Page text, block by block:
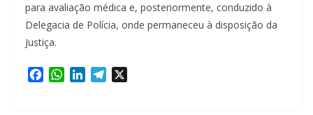
para avaliação médica e, posteriormente, conduzido à
Delegacia de Polícia, onde permaneceu à disposição da
Justiça.
W